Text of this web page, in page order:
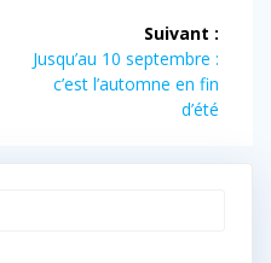
Suivant :
Article
suivant :
Jusqu’au 10 septembre :
c’est l’automne en fin
d’été